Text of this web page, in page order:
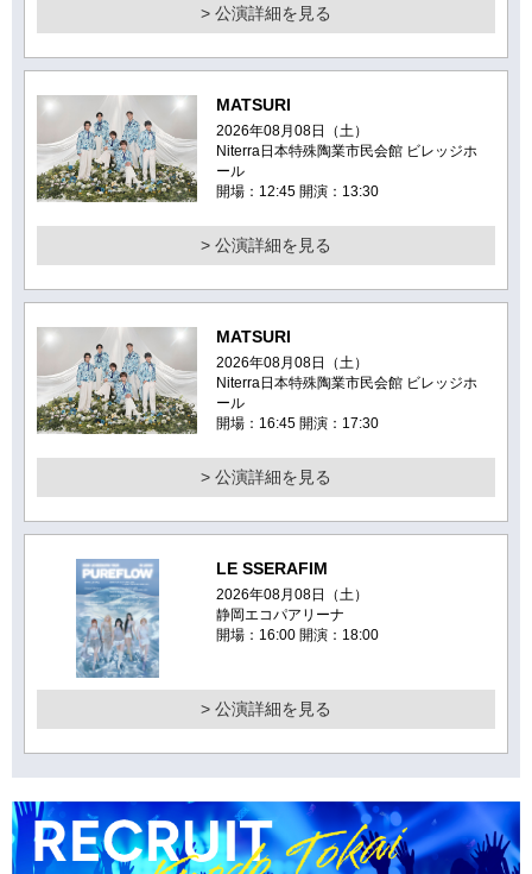
> 公演詳細を見る
MATSURI
2026年08月08日（土）
Niterra日本特殊陶業市民会館 ビレッジホ
ール
開場：12:45 開演：13:30
> 公演詳細を見る
MATSURI
2026年08月08日（土）
Niterra日本特殊陶業市民会館 ビレッジホ
ール
開場：16:45 開演：17:30
> 公演詳細を見る
LE SSERAFIM
2026年08月08日（土）
静岡エコパアリーナ
開場：16:00 開演：18:00
> 公演詳細を見る